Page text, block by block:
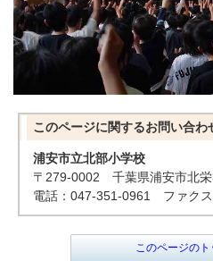
このページに関するお問い合わ
浦安市立北部小学校
〒279-0002 千葉県浦安市北栄
電話：047-351-0961 ファク
このページの